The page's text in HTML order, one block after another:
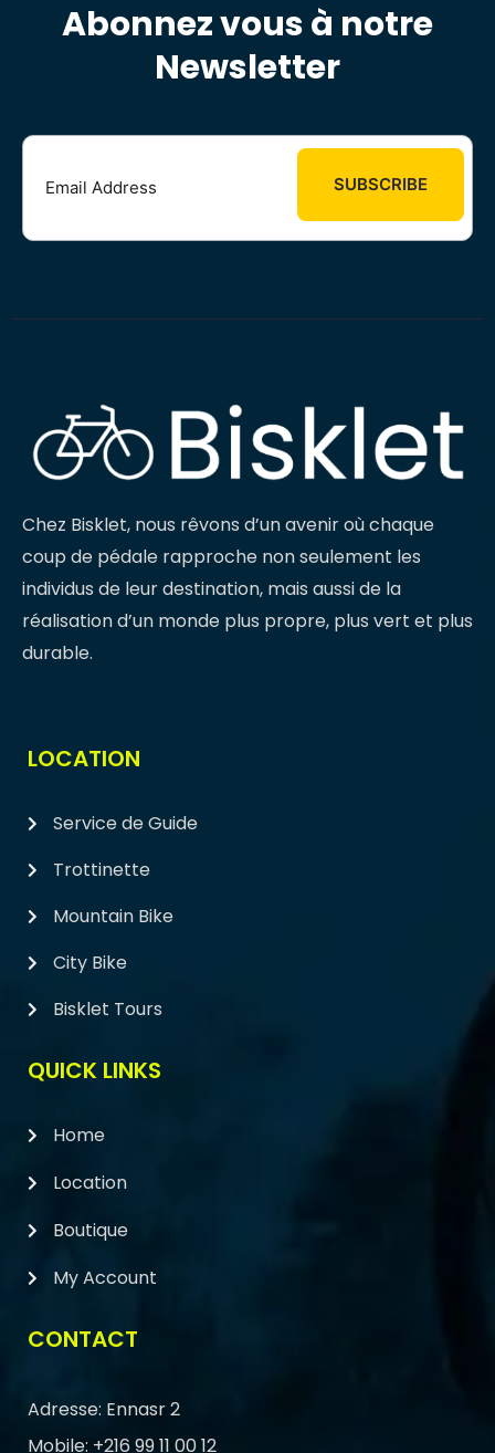
Abonnez vous à notre
Newsletter
Chez Bisklet, nous rêvons d’un avenir où chaque
coup de pédale rapproche non seulement les
individus de leur destination, mais aussi de la
réalisation d’un monde plus propre, plus vert et plus
durable.
LOCATION
Service de Guide
Trottinette
Mountain Bike
City Bike
Bisklet Tours
QUICK LINKS
Home
Location
Boutique
My Account
CONTACT
Adresse: Ennasr 2
Mobile: +216 99 11 00 12